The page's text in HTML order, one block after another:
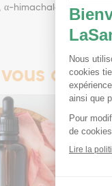
himachalène, γ-